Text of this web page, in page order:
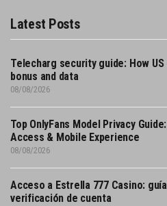
Latest Posts
Telecharg security guide: How
bonus and data
08/08/2026
Top OnlyFans Model Privacy
Access & Mobile Experience
08/08/2026
Acceso a Estrella 777 Casino:
verificación de cuenta